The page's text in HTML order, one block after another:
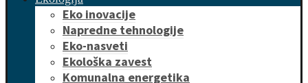
Eko inovacije
Napredne tehnologije
Eko-nasveti
Ekološka zavest
Komunalna energetika